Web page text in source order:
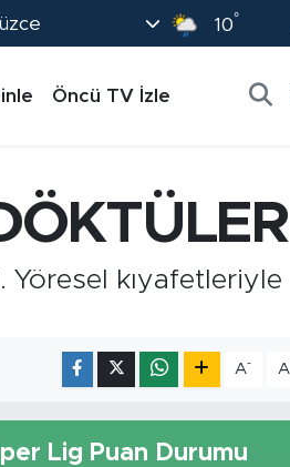
10°
Öncü TV İzle
Yöresel kıyafetleriyle
A- A
Lig Puan Durumu